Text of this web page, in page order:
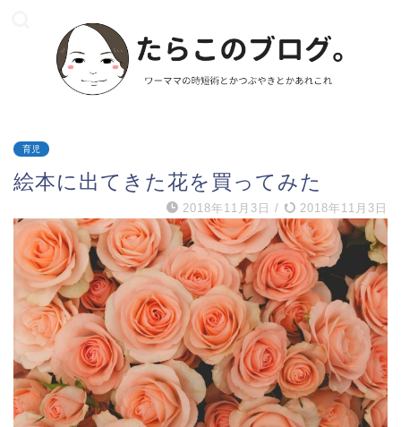
育児
絵本に出てきた花を買ってみた
2018年11月3日 / 2018年11月3日